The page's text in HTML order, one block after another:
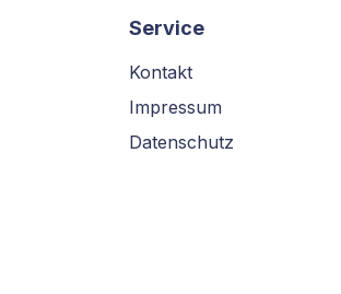
Service
Kontakt
Impressum
Datenschutz